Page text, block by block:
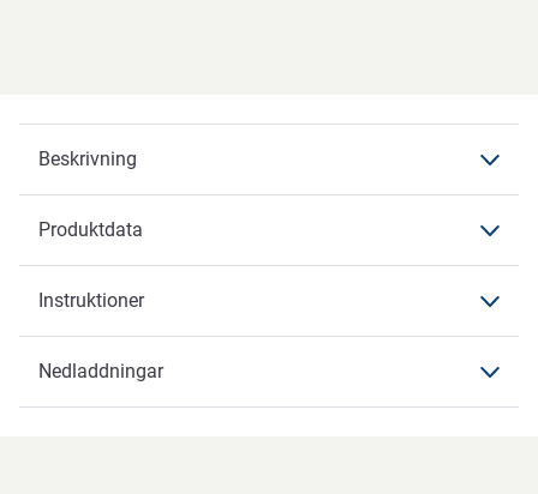
Beskrivning
Produktdata
Instruktioner
Nedladdningar